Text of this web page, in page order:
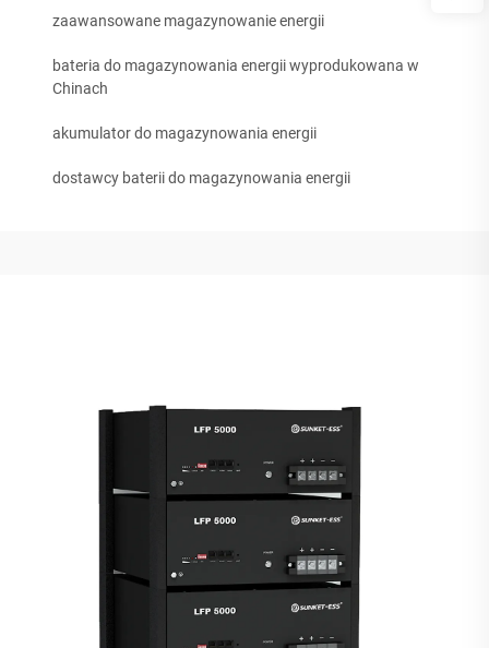
zaawansowane magazynowanie energii
bateria do magazynowania energii wyprodukowana w
Chinach
akumulator do magazynowania energii
dostawcy baterii do magazynowania energii